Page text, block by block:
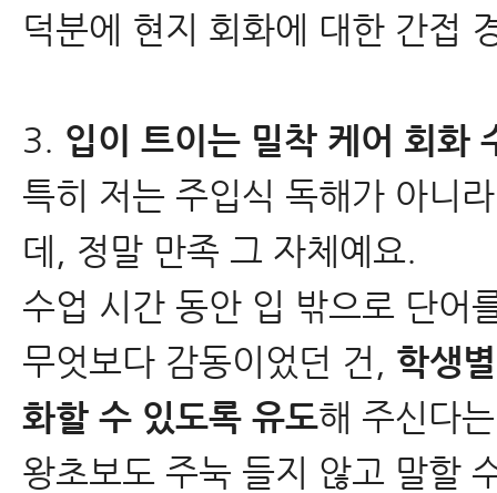
덕분에 현지 회화에 대한 간접
3. 입이 트이는 밀착 케어 회화
특히 저는 주입식 독해가 아니
데, 정말 만족 그 자체예요.
수업 시간 동안 입 밖으로 단어
무엇보다 감동이었던 건, 학생
화할 수 있도록 유도해 주신다
왕초보도 주눅 들지 않고 말할